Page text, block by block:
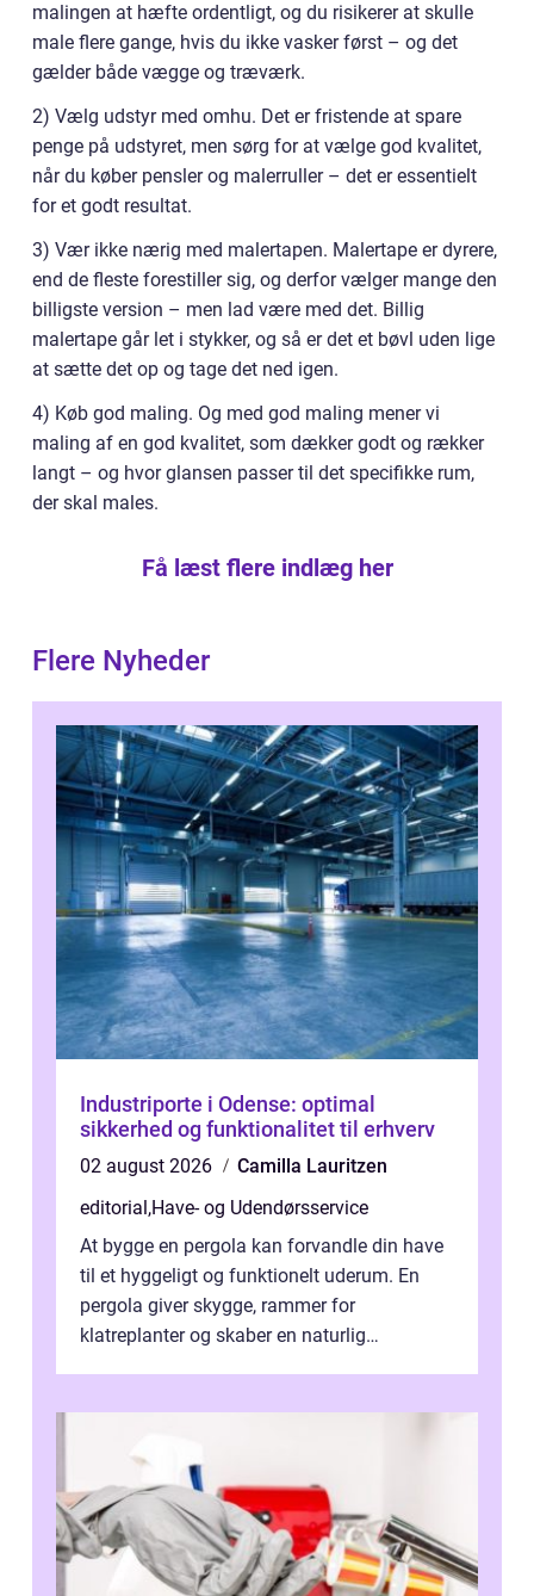
malingen at hæfte ordentligt, og du risikerer at skulle
male flere gange, hvis du ikke vasker først – og det
gælder både vægge og træværk.
2) Vælg udstyr med omhu. Det er fristende at spare
penge på udstyret, men sørg for at vælge god kvalitet,
når du køber pensler og malerruller – det er essentielt
for et godt resultat.
3) Vær ikke nærig med malertapen. Malertape er dyrere,
end de fleste forestiller sig, og derfor vælger mange den
billigste version – men lad være med det. Billig
malertape går let i stykker, og så er det et bøvl uden lige
at sætte det op og tage det ned igen.
4) Køb god maling. Og med god maling mener vi
maling af en god kvalitet, som dækker godt og rækker
langt – og hvor glansen passer til det specifikke rum,
der skal males.
Få læst flere indlæg her
Flere Nyheder
Industriporte i Odense: optimal
sikkerhed og funktionalitet til erhverv
02 august 2026
Camilla Lauritzen
editorial ,Have- og Udendørsservice
At bygge en pergola kan forvandle din have
til et hyggeligt og funktionelt uderum. En
pergola giver skygge, rammer for
klatreplanter og skaber en naturlig